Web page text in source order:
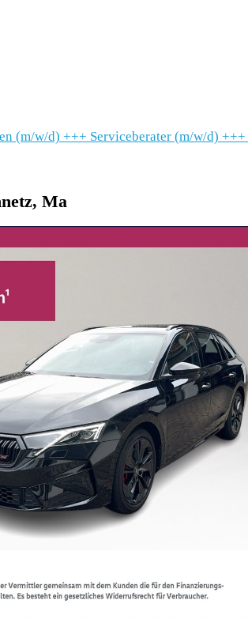
(m/w/d) +++ Serviceberater (m/w/d) +++
Ma